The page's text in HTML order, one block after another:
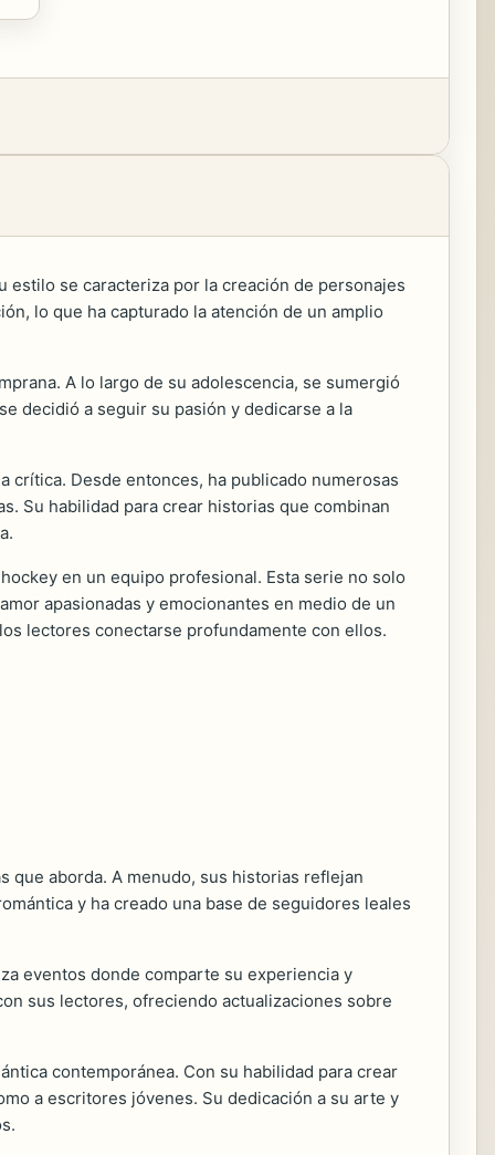
se caracteriza por la creación de personajes
lo que ha capturado la atención de un amplio
A lo largo de su adolescencia, se sumergió
decidió a seguir su pasión y dedicarse a la
crítica. Desde entonces, ha publicado numerosas
Su habilidad para crear historias que combinan
en un equipo profesional. Esta serie no solo
apasionadas y emocionantes en medio de un
lectores conectarse profundamente con ellos.
que aborda. A menudo, sus historias reflejan
y ha creado una base de seguidores leales
eventos donde comparte su experiencia y
sus lectores, ofreciendo actualizaciones sobre
contemporánea. Con su habilidad para crear
a escritores jóvenes. Su dedicación a su arte y